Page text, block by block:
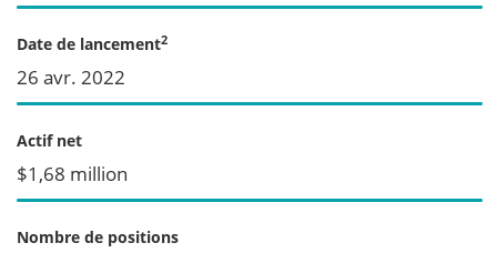
Date de lancement2
26 avr. 2022
Actif net
$1,68 million
Nombre de positions